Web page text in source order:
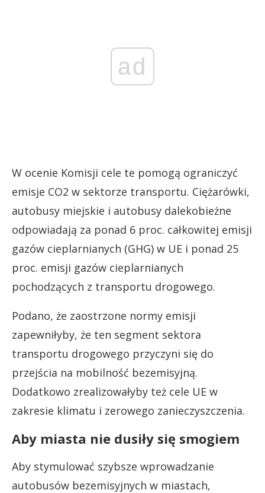
ad
W ocenie Komisji cele te pomogą ograniczyć
emisje CO2 w sektorze transportu. Ciężarówki,
autobusy miejskie i autobusy dalekobieżne
odpowiadają za ponad 6 proc. całkowitej emisji
gazów cieplarnianych (GHG) w UE i ponad 25
proc. emisji gazów cieplarnianych
pochodzących z transportu drogowego.
Podano, że zaostrzone normy emisji
zapewniłyby, że ten segment sektora
transportu drogowego przyczyni się do
przejścia na mobilność bezemisyjną.
Dodatkowo zrealizowałyby też cele UE w
zakresie klimatu i zerowego zanieczyszczenia.
Aby miasta nie dusiły się smogiem
Aby stymulować szybsze wprowadzanie
autobusów bezemisyjnych w miastach,